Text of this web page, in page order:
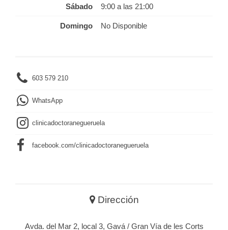
Sábado 9:00 a las 21:00
Domingo No Disponible
603 579 210
WhatsApp
clinicadoctoranegueruela
facebook.com/clinicadoctoranegueruela
Dirección
Avda. del Mar 2, local 3, Gavá / Gran Vía de les Corts